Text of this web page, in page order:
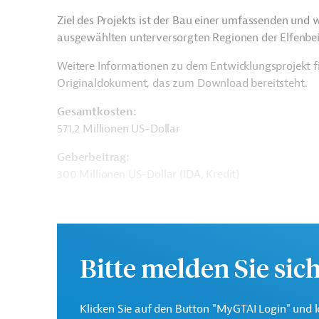
Ziel des Projekts ist der Bau einer umfassenden
ausgewählten unterversorgten Regionen der
Weitere Informationen zu dem Entwicklungsprojekt
Originaldokument, das zum Download bereitsteht.
Gesamtkosten:
571,2 Millionen US-Dollar
Geberbeitrag:
300 Millionen US-Dollar (IDA, Kredit)
Kontaktadressen
Weltbank
Die Weltbankgruppe
Bitte melden Sie
Klicken Sie auf den Button "MyGTAI Login" und